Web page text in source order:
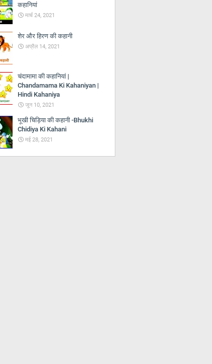
कहानियां
मार्च 24, 2021
शेर और हिरण की कहानी
अप्रैल 14, 2021
चंदामामा की कहानियां |
Chandamama Ki Kahaniyan |
Hindi Kahaniya
जून 10, 2021
भूखी चिड़िया की कहानी -Bhukhi
Chidiya Ki Kahani
मई 28, 2021